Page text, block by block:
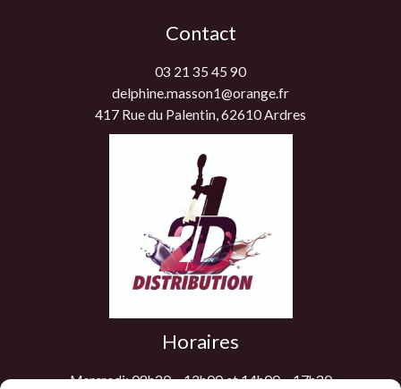
Contact
03 21 35 45 90
delphine.masson1@orange.fr
417 Rue du Palentin, 62610 Ardres
Horaires
Mercredi: 08h30 – 12h00 et 14h00 – 17h30